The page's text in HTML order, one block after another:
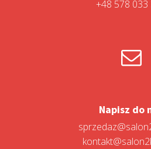
+48 578 033
Napisz do